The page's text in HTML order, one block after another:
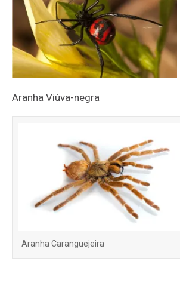
Aranha Viúva-negra
Aranha Caranguejeira